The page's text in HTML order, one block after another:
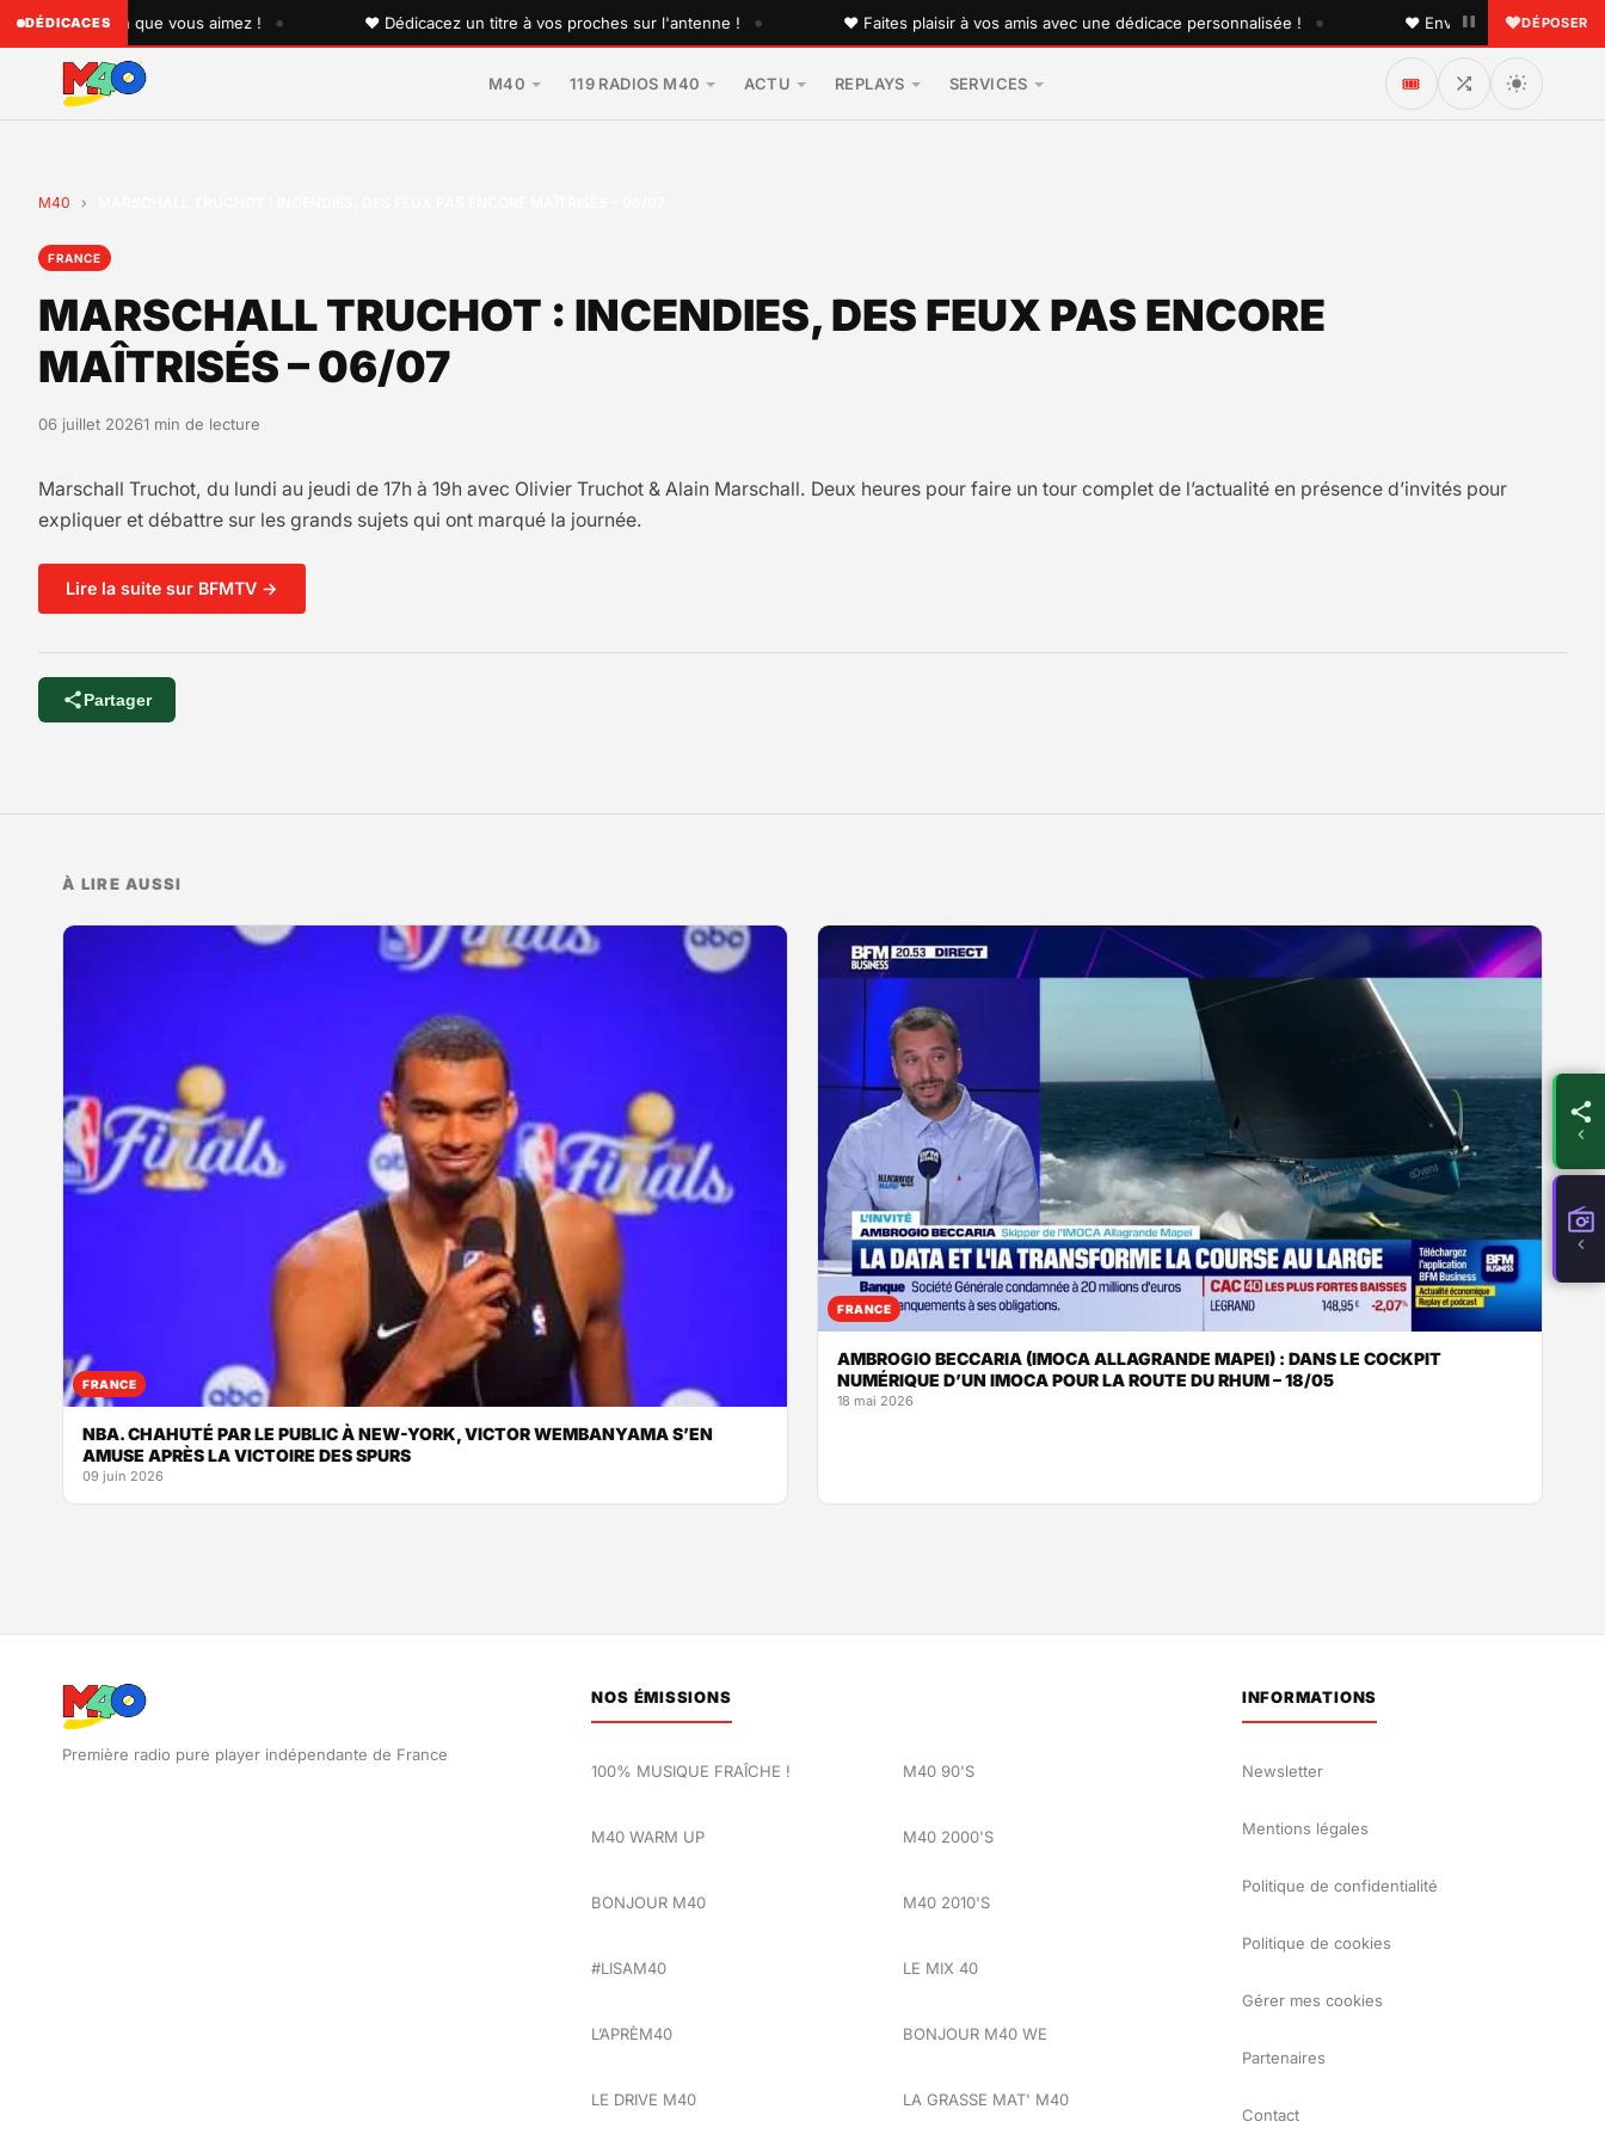
DÉDICACES
quelqu'un que vous aimez ! • ♥ Dédicacez un titre à vos proches sur l'antenne ! • ♥ Faites plaisir à vos amis avec une dédicace personnalisée ! • ♥ Envoyez une dédicace à
DÉPOSER
M40 119 RADIOS M40 ACTU REPLAYS SERVICES 🎟️
M40 ›
FRANCE
MARSCHALL TRUCHOT : INCENDIES, DES FEUX PAS ENCORE
MAÎTRISÉS – 06/07
06 juillet 20261 min de lecture
Marschall Truchot, du lundi au jeudi de 17h à 19h avec Olivier Truchot & Alain Marschall. Deux heures pour faire un tour complet de l’actualité en présence d’invités pour
expliquer et débattre sur les grands sujets qui ont marqué la journée.
Lire la suite sur BFMTV →
Partager
À LIRE AUSSI
FRANCE
NBA. CHAHUTÉ PAR LE PUBLIC À NEW-YORK, VICTOR WEMBANYAMA S’EN
AMUSE APRÈS LA VICTOIRE DES SPURS
09 juin 2026
FRANCE
AMBROGIO BECCARIA (IMOCA ALLAGRANDE MAPEI) : DANS LE COCKPIT
NUMÉRIQUE D’UN IMOCA POUR LA ROUTE DU RHUM – 18/05
18 mai 2026
Première radio pure player indépendante de France
NOS ÉMISSIONS
100% MUSIQUE FRAÎCHE !
M40 WARM UP
BONJOUR M40
#LISAM40
L’APRÈM40
LE DRIVE M40
M40 90'S
M40 2000'S
M40 2010'S
LE MIX 40
BONJOUR M40 WE
LA GRASSE MAT' M40
INFORMATIONS
Newsletter
Mentions légales
Politique de confidentialité
Politique de cookies
Gérer mes cookies
Partenaires
Contact